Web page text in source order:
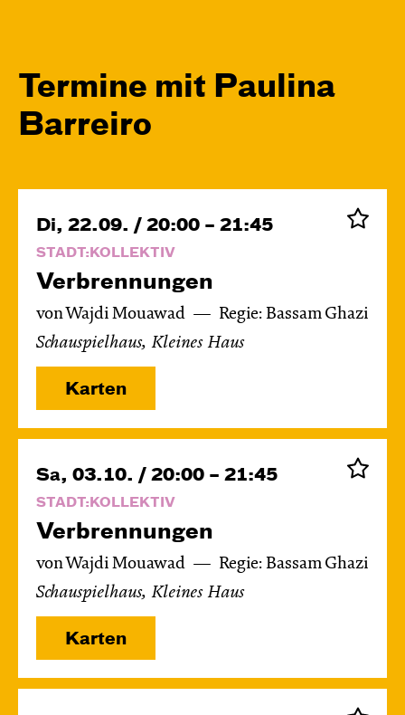
Termine mit Paulina
Barreiro
Di, 22.09. / 20:00 – 21:45
STADT:KOLLEKTIV
Verbren­nungen
von Wajdi Mouawad
Regie: Bassam Ghazi
Schauspielhaus, Kleines Haus
Karten
Sa, 03.10. / 20:00 – 21:45
STADT:KOLLEKTIV
Verbren­nungen
von Wajdi Mouawad
Regie: Bassam Ghazi
Schauspielhaus, Kleines Haus
Karten